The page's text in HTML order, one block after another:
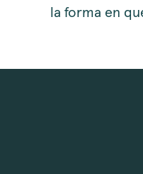
la forma en